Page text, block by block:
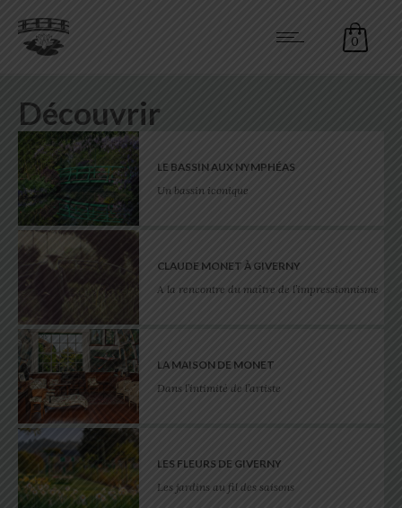
0
Découvrir
LE BASSIN AUX NYMPHÉAS
Un bassin iconique
CLAUDE MONET À GIVERNY
A la rencontre du maître de l’impressionnisme
LA MAISON DE MONET
Dans l’intimité de l’artiste
LES FLEURS DE GIVERNY
Les jardins au fil des saisons